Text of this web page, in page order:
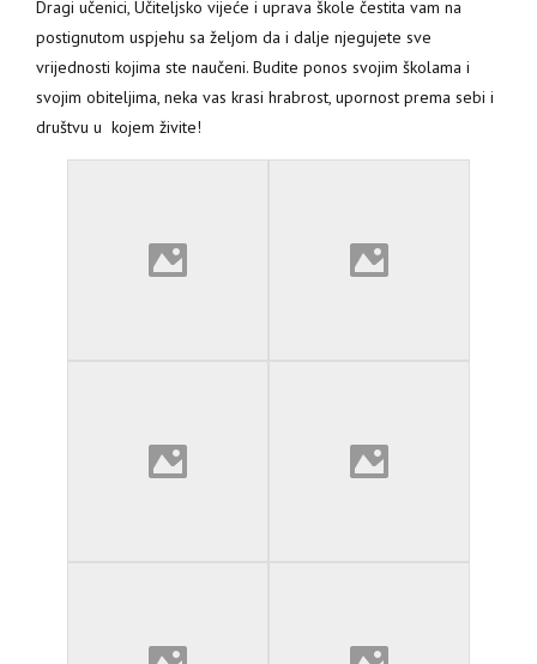
Dragi učenici, Učiteljsko vijeće i uprava škole čestita vam na
postignutom uspjehu sa željom da i dalje njegujete sve
vrijednosti kojima ste naučeni. Budite ponos svojim školama i
svojim obiteljima, neka vas krasi hrabrost, upornost prema sebi i
društvu u kojem živite!